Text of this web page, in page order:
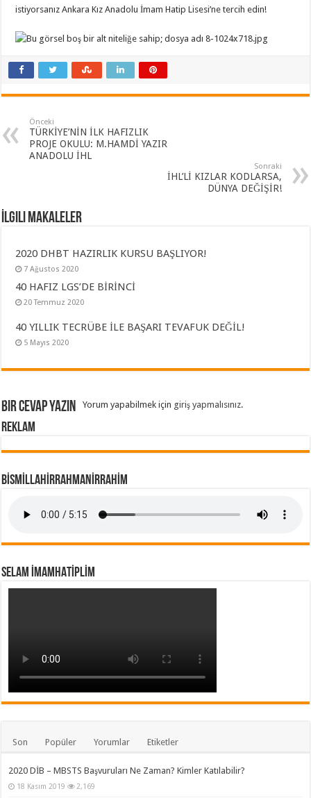
istiyorsanız Ankara Kız Anadolu İmam Hatip Lisesi’ne tercih edin!
Önceki
TÜRKİYE’NİN İLK HAFIZLIK
PROJE OKULU: M.HAMDİ YAZIR
ANADOLU İHL
Sonraki
İHL’Lİ KIZLAR KODLARSA,
DÜNYA DEĞİŞİR!
İlgili Makaleler
2020 DHBT HAZIRLIK KURSU BAŞLIYOR!
7 Ağustos 2020
40 HAFIZ LGS’DE BİRİNCİ
20 Temmuz 2020
40 YILLIK TECRÜBE İLE BAŞARI TEVAFUK DEĞİL!
5 Mayıs 2020
Bir cevap yazın Yorum yapabilmek için giriş yapmalısınız.
REKLAM
BİSMİLLAHİRRAHMANİRRAHİM
SELAM İMAMHATİPLİM
Son Popüler Yorumlar Etiketler
2020 DİB – MBSTS Başvuruları Ne Zaman? Kimler Katılabilir?
18 Kasım 2019 2,169